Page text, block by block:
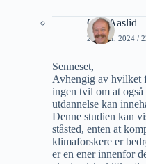
Geir Aaslid
29 JUNI, 2024 /
Senneset,
Avhengig av hvilket
ingen tvil om at
utdannelse kan
Denne studien kan
ståsted, enten at
klimaforskere er
er en ener innenfor